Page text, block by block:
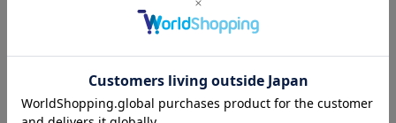
ッグ
SALE
RYLAN＜ライラン＞ ホーボーバ
ッグ